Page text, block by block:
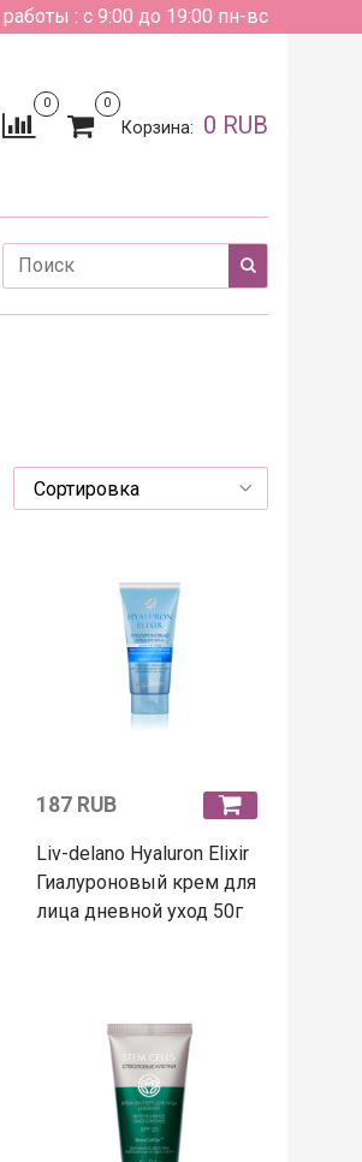
: с 9:00 до 19:00 пн-вс
0 0
Корзина: 0 RUB
187 RUB
Liv-delano Hyaluron Elixir
Гиалуроновый крем для
лица дневной уход 50г